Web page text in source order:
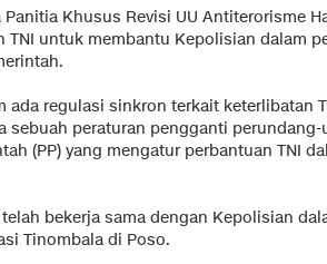
Khusus Revisi UU Antiterorisme
TNI untuk membantu Kepolisian dalam
ada regulasi sinkron terkait keterlibatan
sebuah peraturan pengganti perundang-
(PP) yang mengatur perbantuan TNI
bekerja sama dengan Kepolisian
Tinombala di Poso.